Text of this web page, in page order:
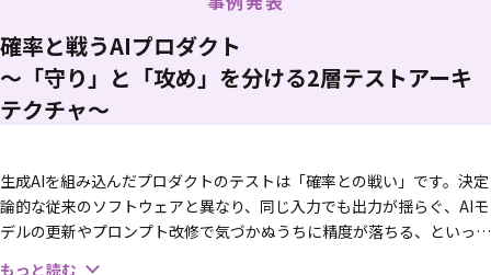
Regional Scrum Gathering Tokyo やテスト自動化研究会などの実行
委員やソフトウェア品質管理研究会 研究コース４「アジャイルと品
質」にも関わっている。
『Fearless Change』（丸善出版、2014）共訳。『ソフトウェアテ
確率と戦うAIプロダクト
〜「守り」と「攻め」を分ける2層テストアーキ
テクチャ〜
生成AIを組み込んだプロダクトのテストは「確率との戦い」です。決定
論的な従来のソフトウェアと異なり、同じ入力でも出力が揺らぐ、AIモ
デルの更新やプロンプト改修で気づかぬうちに精度が落ちる、といった
もっと読む